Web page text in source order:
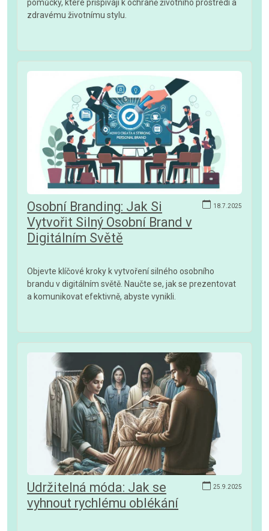
pomůcky, které přispívají k ochraně životního prostředí a
zdravému životnímu stylu.
18.7.2025
Osobní Branding: Jak Si
Vytvořit Silný Osobní Brand v
Digitálním Světě
Objevte klíčové kroky k vytvoření silného osobního
brandu v digitálním světě. Naučte se, jak se prezentovat
a komunikovat efektivně, abyste vynikli.
25.9.2025
Udržitelná móda: Jak se
vyhnout rychlému oblékání